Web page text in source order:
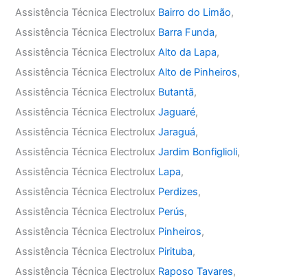
Assistência Técnica Electrolux Bairro do Limão,
Assistência Técnica Electrolux Barra Funda,
Assistência Técnica ElectroluxAlto da Lapa,
Assistência Técnica ElectroluxAlto de Pinheiros,
Assistência Técnica Electrolux Butantã,
Assistência Técnica ElectroluxJaguaré,
Assistência Técnica ElectroluxJaraguá,
Assistência Técnica ElectroluxJardim Bonfiglioli,
Assistência Técnica Electrolux Lapa,
Assistência Técnica Electrolux Perdizes,
Assistência Técnica Electrolux Perús,
Assistência Técnica Electrolux Pinheiros,
Assistência Técnica Electrolux Pirituba,
Assistência Técnica Electrolux Raposo Tavares,